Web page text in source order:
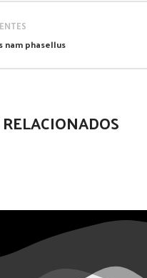
nam phasellus